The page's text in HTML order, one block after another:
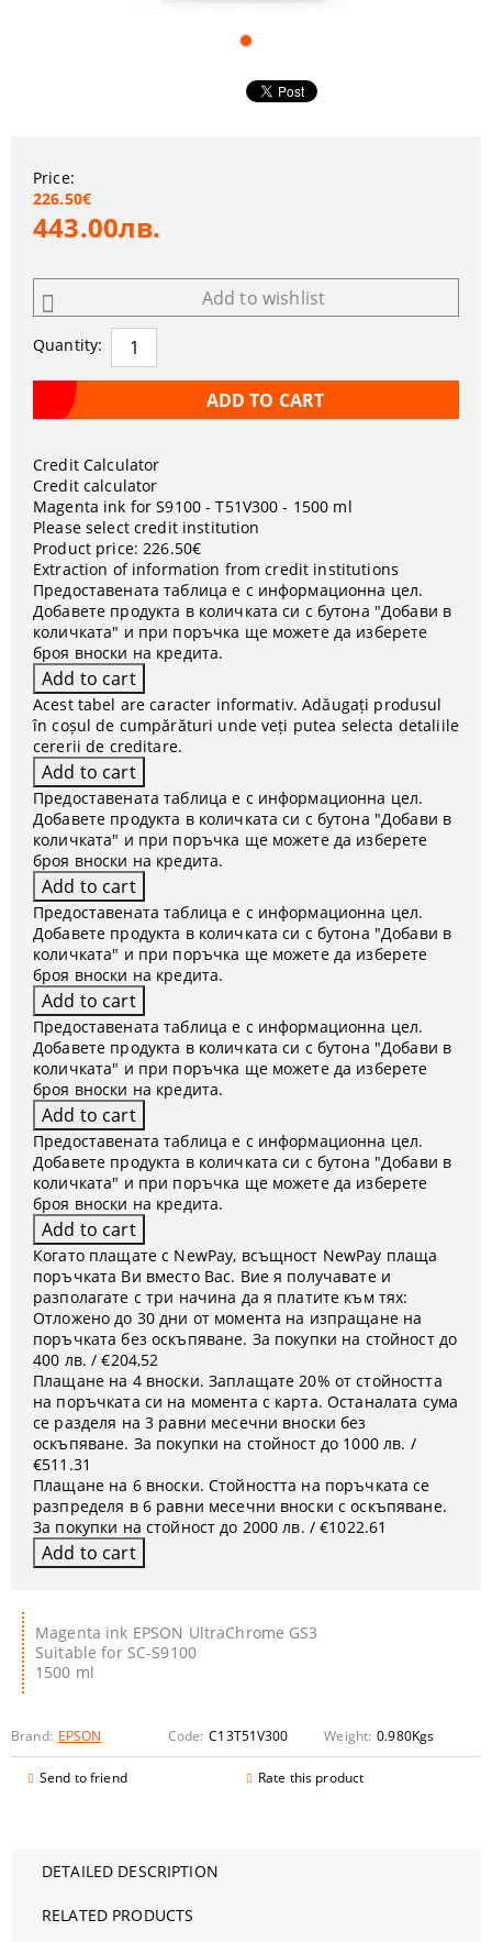
Magenta ink EPSON UltraChrome GS3
Suitable for SC-S9100
1500 ml
Brand: EPSON Code: C13T51V300 Weight: 0.980Kgs
Send to friend Rate this product
Price:
226.50€
443.00лв.
Add to wishlist
Quantity:
Credit Calculator
Credit calculator
Magenta ink for S9100 - T51V300 - 1500 ml
Please select credit institution
Product price: 226.50€
Extraction of information from credit institutions
Предоставената таблица е с информационна цел.
Добавете продукта в количката си с бутона "Добави в
количката" и при поръчка ще можете да изберете
броя вноски на кредита.
Acest tabel are caracter informativ. Adăugați produsul
în coșul de cumpărături unde veți putea selecta detaliile
cererii de creditare.
Предоставената таблица е с информационна цел.
Добавете продукта в количката си с бутона "Добави в
количката" и при поръчка ще можете да изберете
броя вноски на кредита.
Предоставената таблица е с информационна цел.
Добавете продукта в количката си с бутона "Добави в
количката" и при поръчка ще можете да изберете
броя вноски на кредита.
Предоставената таблица е с информационна цел.
Добавете продукта в количката си с бутона "Добави в
количката" и при поръчка ще можете да изберете
броя вноски на кредита.
Предоставената таблица е с информационна цел.
Добавете продукта в количката си с бутона "Добави в
количката" и при поръчка ще можете да изберете
броя вноски на кредита.
Когато плащате с NewPay, всъщност NewPay плаща
поръчката Ви вместо Вас. Вие я получавате и
разполагате с три начина да я платите към тях:
Отложено до 30 дни от момента на изпращане на
поръчката без оскъпяване. За покупки на стойност до
400 лв. / €204,52
Плащане на 4 вноски. Заплащате 20% от стойността
на поръчката си на момента с карта. Останалата сума
се разделя на 3 равни месечни вноски без
оскъпяване. За покупки на стойност до 1000 лв. /
€511.31
Плащане на 6 вноски. Стойността на поръчката се
разпределя в 6 равни месечни вноски с оскъпяване.
За покупки на стойност до 2000 лв. / €1022.61
DETAILED DESCRIPTION
RELATED PRODUCTS